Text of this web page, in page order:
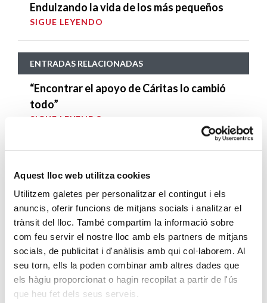
Aquest lloc web utilitza cookies
Utilitzem galetes per personalitzar el contingut i els
anuncis, oferir funcions de mitjans socials i analitzar el
trànsit del lloc. També compartim la informació sobre
com feu servir el nostre lloc amb els partners de mitjans
socials, de publicitat i d'anàlisis amb qui col·laborem. Al
seu torn, ells la poden combinar amb altres dades que
els hàgiu proporcionat o hagin recopilat a partir de l'ús
que heu fet dels seus serveis.
Endulzando la vida de los más pequeños
SIGUE LEYENDO
ENTRADAS RELACIONADAS
“Encontrar el apoyo de Cáritas lo cambió
todo”
SIGUE LEYENDO
Mentoría con alma: cuando acompañar
SIGUE LEYENDO
El servicio de acompañamiento a la
ocupación de Cáritas Barcelona, Feina amb
Cor, consigue un 75% de inserciones
SIGUE LEYENDO
Presentación del informe “Nadando a mar